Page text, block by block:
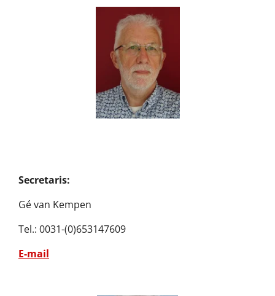
Secretaris:
Gé van Kempen
Tel.: 0031-(0)653147609
E-mail